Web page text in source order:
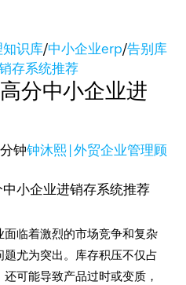
知识库/中小企业erp/告别库
存系统推荐
分中小企业进
钟钟沐熙 | 外贸企业管理顾
临着激烈的市场竞争和复杂
尤为突出。库存积压不仅占
可能导致产品过时或变质，